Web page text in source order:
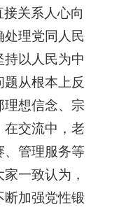
关系人心向
理党同人民
以人民为中
从根本上反
想信念、宗
在交流中，老
、管理服务等
一致认为，
加强党性锻